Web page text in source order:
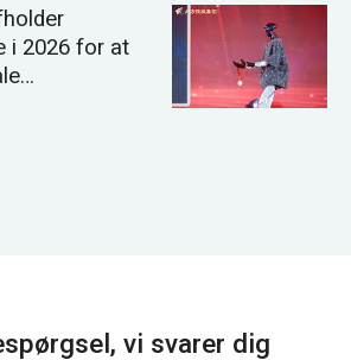
i 2026 for at
vi svarer dig